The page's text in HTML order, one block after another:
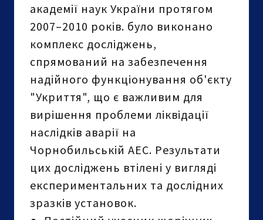
академії наук України протягом
2007–2010 років. було виконано
комплекс досліджень,
спрямований на забезпечення
надійного функціонування об'єкту
"Укриття", що є важливим для
вирішення проблеми ліквідації
наслідків аварії на
Чорнобильській АЕС. Результати
цих досліджень втілені у вигляді
експериментальних та дослідних
зразків установок.